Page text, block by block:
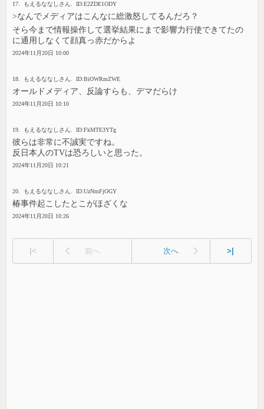
17. もえるななしさん. ID:E2ZDE1ODY
>なんでメディアはこんなに総激怒してるんだろ？
そら今まで情報操作して選挙結果にまで影響力行使できてたの
に通用しなくて顔真っ赤だからよ
2024年11月20日 10:00
18. もえるななしさん. ID:BiOWRmZWE
オールドメディア、反論すらも、デマだらけ
2024年11月20日 10:10
19. もえるななしさん. ID:FkMTE3YTg
彼らは非常に不誠実ですね。
反日本人のTVは恐ろしいと思った。
2024年11月20日 10:21
20. もえるななしさん. ID:UzNmFjOGY
椿事件起こしたとこがほざくな
2024年11月20日 10:26
|< 前へ 次へ >|